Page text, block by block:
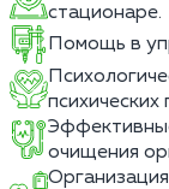
стационаре.
Помощь в
очищения